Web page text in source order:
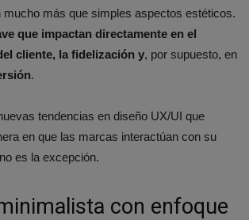
mucho más que simples aspectos estéticos.
que impactan directamente en el
cliente, la fidelización y, por supuesto, en
.
tendencias en diseño UX/UI que
en que las marcas interactúan con su
es la excepción.
con enfoque